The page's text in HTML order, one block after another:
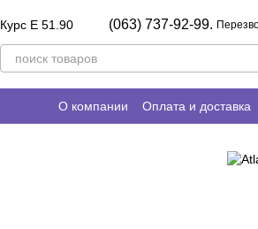
Курс E 51.90
(063) 737-92-99.
О компании Оплата и доставка